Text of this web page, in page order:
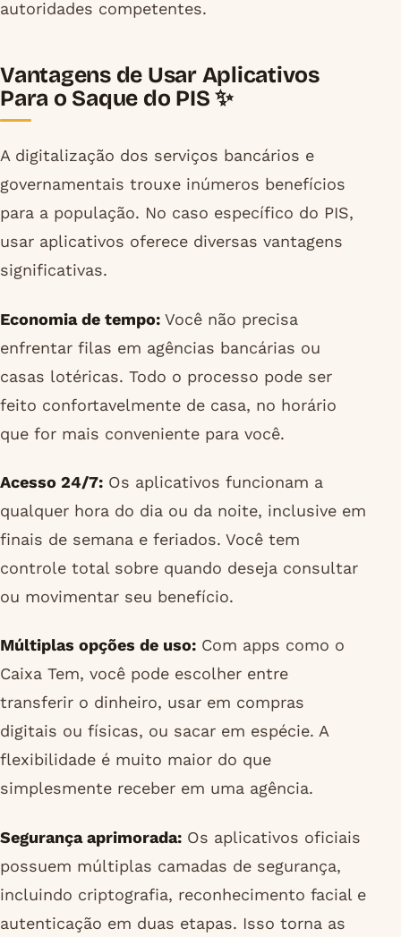
autoridades competentes.
Vantagens de Usar Aplicativos
Para o Saque do PIS ✨
A digitalização dos serviços bancários e
governamentais trouxe inúmeros benefícios
para a população. No caso específico do PIS,
usar aplicativos oferece diversas vantagens
significativas.
Economia de tempo: Você não precisa
enfrentar filas em agências bancárias ou
casas lotéricas. Todo o processo pode ser
feito confortavelmente de casa, no horário
que for mais conveniente para você.
Acesso 24/7: Os aplicativos funcionam a
qualquer hora do dia ou da noite, inclusive em
finais de semana e feriados. Você tem
controle total sobre quando deseja consultar
ou movimentar seu benefício.
Múltiplas opções de uso: Com apps como o
Caixa Tem, você pode escolher entre
transferir o dinheiro, usar em compras
digitais ou físicas, ou sacar em espécie. A
flexibilidade é muito maior do que
simplesmente receber em uma agência.
Segurança aprimorada: Os aplicativos oficiais
possuem múltiplas camadas de segurança,
incluindo criptografia, reconhecimento facial e
autenticação em duas etapas. Isso torna as